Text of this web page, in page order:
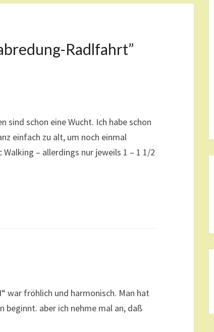
Radlfahrt”
sind schon eine Wucht. Ich habe schon
einfach zu alt, um noch einmal
– allerdings nur jeweils 1 – 1 1/2
war fröhlich und harmonisch. Man hat
aber ich nehme mal an, daß